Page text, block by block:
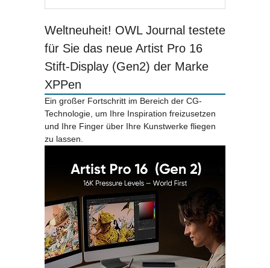
Weltneuheit! OWL Journal testete
für Sie das neue Artist Pro 16
Stift-Display (Gen2) der Marke
XPPen
Ein großer Fortschritt im Bereich der CG-
Technologie, um Ihre Inspiration freizusetzen
und Ihre Finger über Ihre Kunstwerke fliegen
zu lassen.